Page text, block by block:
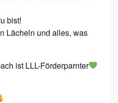
bist!
Lächeln und alles, was
ist LLL-Förderparnter